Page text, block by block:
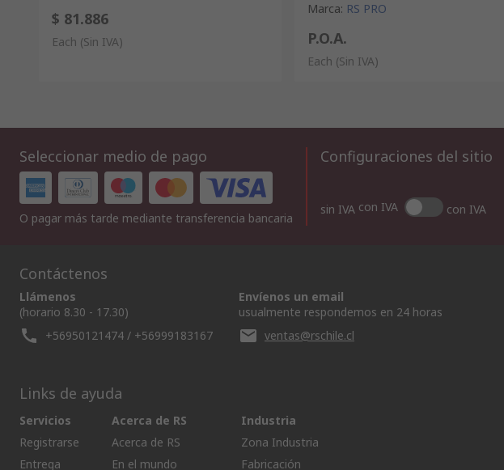
$ 81.886
Each (Sin IVA)
Marca: RS PRO
P.O.A.
Each (Sin IVA)
Seleccionar medio de pago
O pagar más tarde mediante transferencia bancaria
Configuraciones del sitio
sin IVA con IVA con IVA
Contáctenos
Llámenos
(horario 8.30 - 17.30)
+56950121474 / +56999183167
Envíenos un email
usualmente respondemos en 24 horas
ventas@rschile.cl
Links de ayuda
Servicios
Registrarse
Entrega
Acerca de RS
Acerca de RS
En el mundo
Industria
Zona Industria
Fabricación